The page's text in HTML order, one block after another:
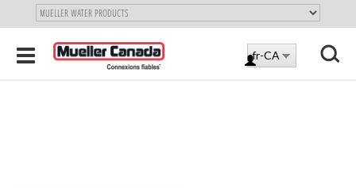
SKIP
TOToggle
navigation
fr-CA
LOG
IN